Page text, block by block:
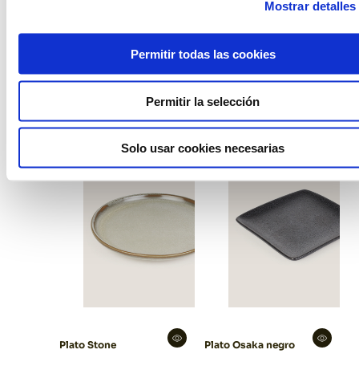
Mostrar detalles
Permitir todas las cookies
Permitir la selección
Solo usar cookies necesarias
Plato Osaka blanco Plato Safrà
Plato Stone Plato Osaka negro